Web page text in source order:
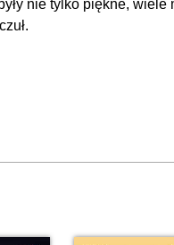
nie tylko piękne,